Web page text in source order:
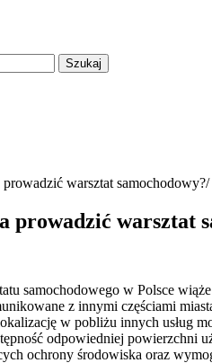
warsztat samochodowy?
prowadzić warsztat
samochodowego w Polsce
z innymi częściami
w pobliżu innych usług
odpowiedniej powierzchni
ochrony środowiska oraz